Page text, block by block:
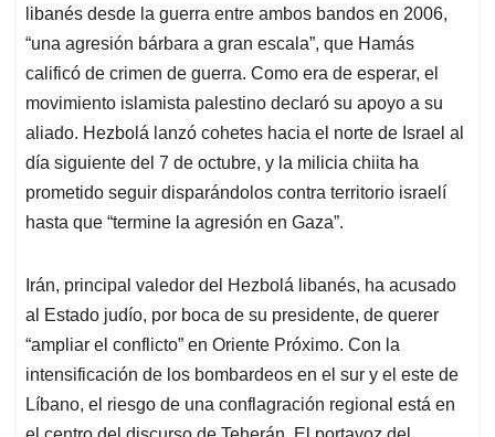
libanés desde la guerra entre ambos bandos en 2006,
“una agresión bárbara a gran escala”, que Hamás
calificó de crimen de guerra. Como era de esperar, el
movimiento islamista palestino declaró su apoyo a su
aliado. Hezbolá lanzó cohetes hacia el norte de Israel al
día siguiente del 7 de octubre, y la milicia chiita ha
prometido seguir disparándolos contra territorio israelí
hasta que “termine la agresión en Gaza”.
Irán, principal valedor del Hezbolá libanés, ha acusado
al Estado judío, por boca de su presidente, de querer
“ampliar el conflicto” en Oriente Próximo. Con la
intensificación de los bombardeos en el sur y el este de
Líbano, el riesgo de una conflagración regional está en